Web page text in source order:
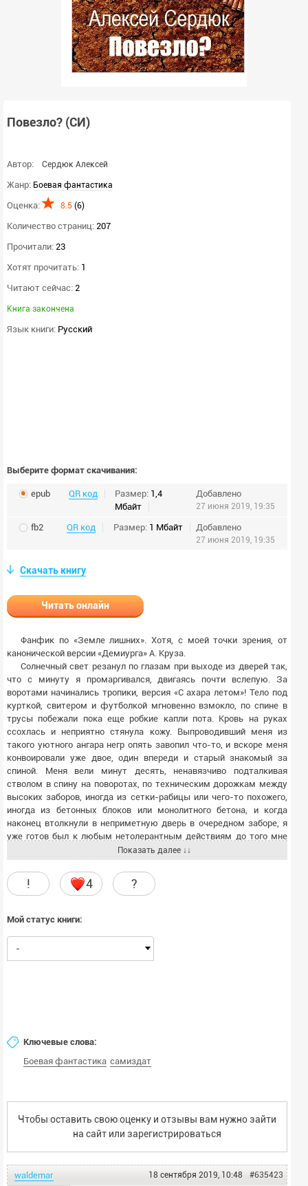
Повезло? (СИ)
Автор: Сердюк Алексей
Жанр: Боевая фантастика
Оценка: 8.5 (6)
Количество страниц: 207
Прочитали: 23
Хотят прочитать: 1
Читают сейчас: 2
Книга закончена
Язык книги: Русский
Выберите формат скачивания:
epub QR код Размер: 1,4
Мбайт
Добавлено
27 июня 2019, 19:35
fb2 QR код Размер: 1 Мбайт Добавлено
27 июня 2019, 19:35
Скачать книгу
Читать онлайн
Фанфик по «Земле лишних». Хотя, с моей точки зрения, от
канонической версии «Демиурга» А. Круза.
Солнечный свет резанул по глазам при выходе из дверей так,
что с минуту я промаргивался, двигаясь почти вслепую. За
воротами начинались тропики, версия «С ахара летом»! Тело под
курткой, свитером и футболкой мгновенно взмокло, по спине в
трусы побежали пока еще робкие капли пота. Кровь на руках
ссохлась и неприятно стянула кожу. Выпроводивший меня из
такого уютного ангара негр опять завопил что-то, и вскоре меня
конвоировали уже двое, один впереди и старый знакомый за
спиной. Меня вели минут десять, ненавязчиво подталкивая
стволом в спину на поворотах, по техническим дорожкам между
высоких заборов, иногда из сетки-рабицы или чего-то похожего,
иногда из бетонных блоков или монолитного бетона, и когда
наконец втолкнули в неприметную дверь в очередном заборе, я
уже готов был к любым нетолерантным действиям до того мне
оказалось плохо идти под дико жарящим солнцем, в хлюпающих
подталкиваемому стволом в лопатки! Да еще негры стали между
собой переговариваться и временами похохатывать. Нет, я не
английским, но понять выражение «зис рашшен факинг бастард»
моих знаний хватило. Поэтому я начал серьезно переживать за
свою дальнейшую судьбу понять то, что я сейчас где угодно, но не
Показать далее ↓↓
! 4 ?
Мой статус книги:
-
Ключевые слова:
Боевая фантастика самиздат
Чтобы оставить свою оценку и отзывы вам нужно зайти
на сайт или зарегистрироваться
waldemar #635423
18 сентября 2019, 10:48